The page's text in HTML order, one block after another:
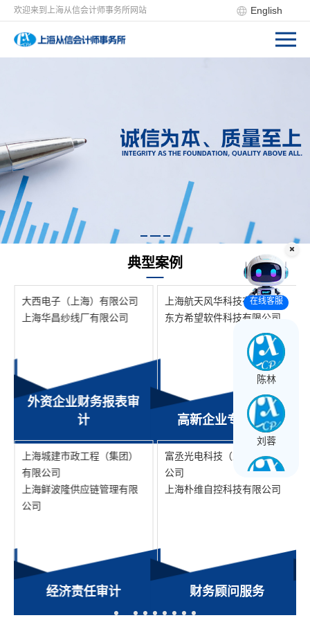
欢迎来到上海从信会计师事务所网站 English
典型案例
大西电子（上海）有限公司
上海华昌纱线厂有限公司
外资企业财务报表审
计
上海航天风华科技有限公司
东方希望软件科技有限公司
高新企业专项审计
上海城建市政工程（集团）
有限公司
上海鲜波隆供应链管理有限
公司
经济责任审计
富丞光电科技（上海）有限
公司
上海朴维自控科技有限公司
财务顾问服务
在线客服
陈林
刘蓉
黄文星